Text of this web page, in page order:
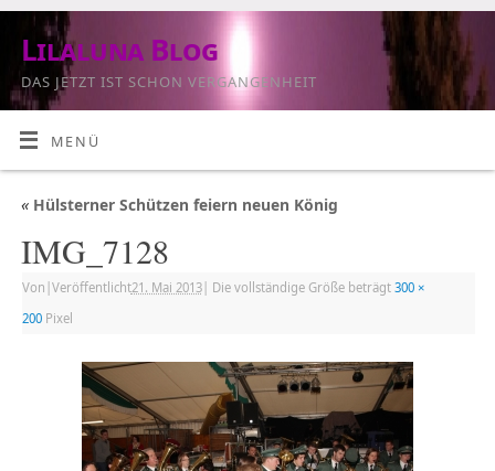
Lilaluna Blog
DAS JETZT IST SCHON VERGANGENHEIT
MENÜ
«Hülsterner Schützen feiern neuen König
IMG_7128
Von Veröffentlicht21. Mai 2013| Die vollständige Größe beträgt 300 ×
200Pixel